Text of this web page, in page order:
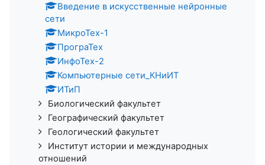
Введение в искусственные нейронные
сети
МикроТех-1
ПрограТех
ИнфоТех-2
Компьютерные сети_КНиИТ
ИТиП
Биологический факультет
Географический факультет
Геологический факультет
Институт истории и международных
отношений